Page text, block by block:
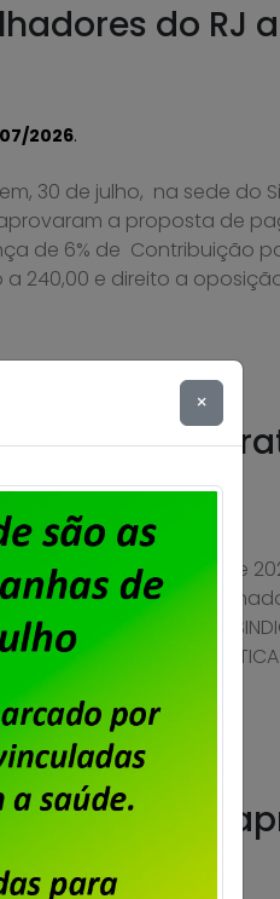
do RJ
2026.
30 de julho, na sede do
a proposta de
de 6% de Contribuição
240,00 e direito a
para
07/2026.
no dia 30 de julho de
trabalhadores e
2026. Confira o edital:
E PRIVADOS DE
2027
×